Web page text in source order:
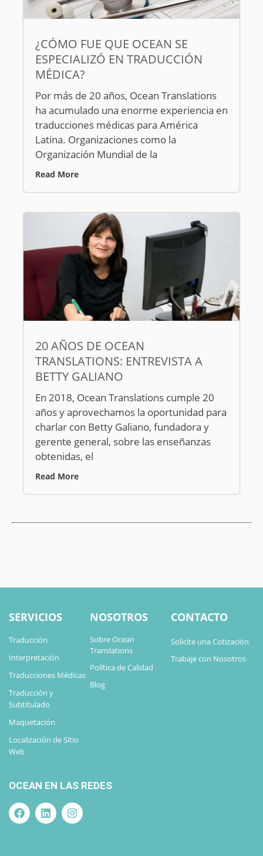
¿CÓMO FUE QUE OCEAN SE
ESPECIALIZÓ EN TRADUCCIÓN
MÉDICA?
Por más de 20 años, Ocean Translations
ha acumulado una enorme experiencia en
traducciones médicas para América
Latina. Organizaciones como la
Organización Mundial de la
Read More
20 AÑOS DE OCEAN
TRANSLATIONS: ENTREVISTA A
BETTY GALIANO
En 2018, Ocean Translations cumple 20
años y aprovechamos la oportunidad para
charlar con Betty Galiano, fundadora y
gerente general, sobre las enseñanzas
obtenidas, el
Read More
SERVICIOS
Traducción
Interpretación
Traducciones Médicas
Traducción y
Subtitulado
Maquetación
Localización de Sitio
Web
NOSOTROS
Sobre Ocean
Translations
Política de Calidad
Blog
CONTACTO
Solicite una Cotización
Trabaje con Nosotros
OCEAN EN LAS REDES